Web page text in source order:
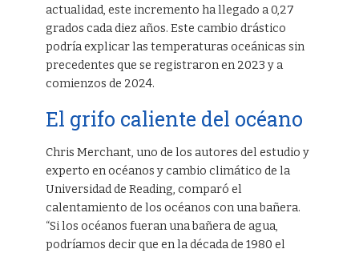
actualidad, este incremento ha llegado a 0,27
grados cada diez años. Este cambio drástico
podría explicar las temperaturas oceánicas sin
precedentes que se registraron en 2023 y a
comienzos de 2024.
El grifo caliente del océano
Chris Merchant, uno de los autores del estudio y
experto en océanos y cambio climático de la
Universidad de Reading, comparó el
calentamiento de los océanos con una bañera.
“Si los océanos fueran una bañera de agua,
podríamos decir que en la década de 1980 el